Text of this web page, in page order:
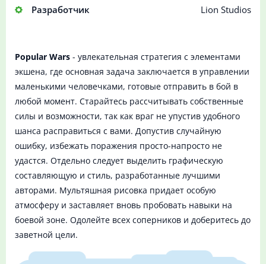
Разработчик
Lion Studios
Popular Wars - увлекательная стратегия с элементами
экшена, где основная задача заключается в управлении
маленькими человечками, готовые отправить в бой в
любой момент. Старайтесь рассчитывать собственные
силы и возможности, так как враг не упустив удобного
шанса расправиться с вами. Допустив случайную
ошибку, избежать поражения просто-напросто не
удастся. Отдельно следует выделить графическую
составляющую и стиль, разработанные лучшими
авторами. Мультяшная рисовка придает особую
атмосферу и заставляет вновь пробовать навыки на
боевой зоне. Одолейте всех соперников и доберитесь до
заветной цели.